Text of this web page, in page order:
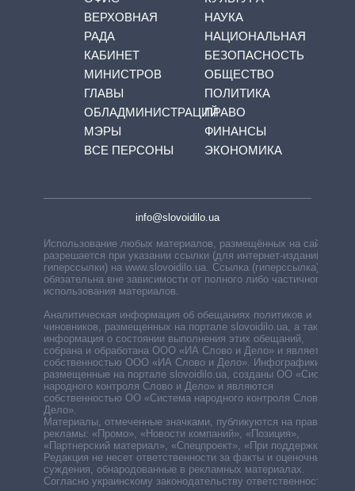
ВЕРХОВНАЯ
РАДА
КАБИНЕТ
МИНИСТРОВ
ГЛАВЫ
ОБЛАДМИНИСТРАЦИЙ
МЭРЫ
ВСЕ ПЕРСОНЫ
НАУКА
НАЦИОНАЛЬНАЯ
БЕЗОПАСНОСТЬ
ОБЩЕСТВО
ПОЛИТИКА
ПРАВО
ФИНАНСЫ
ЭКОНОМИКА
info@slovoidilo.ua
Использование любых материалов, размещённых на сайте,
разрешается при указании ссылки (для интернет-изданий —
гиперссылки) на www.slovoidilo.ua. Ссылка (гиперссылка)
обязательна вне зависимости от полного либо частичного
использования материалов.
Аналитическая информация об обещаниях политиков и
чиновников, размещенных на портале slovoidilo.ua, а также
информация о состоянии выполнения этих обещаний,
собрана и обработана ООО «ИА Слово и Дело» и является
собственностью ООО «ИА Слово и Дело». Инфографики,
размещенные на портале slovoidilo.ua, созданы ОО «Система
народного контроля Слово и Дело» и являются
собственностью ОО «Система народного контроля Слово и
Дело».
Материалы, отмеченные значками, публикуются на правах
рекламы: «Промо», «Новости компаний», «Позиция»,
«Партнерский материал», «Спецпроект», «При поддержке».
Редакция не несет ответственности за факты и оценочные
суждения, обнародованные в рекламных материалах.
Согласно украинскому законодательству ответственность за